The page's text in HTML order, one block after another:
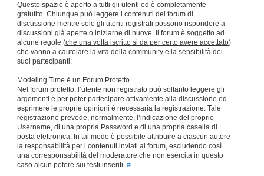
Questo spazio è aperto a tutti gli utenti ed è completamente
gratutito. Chiunque può leggere i contenuti del forum di
discussione mentre solo gli utenti registrati possono rispondere a
discussioni già aperte o iniziarne di nuove. Il forum è soggetto ad
alcune regole (che una volta iscritto si da per certo avere accettato)
che vanno a cautelare la vita della community e la sensibilità dei
suoi partecipanti:
Modeling Time è un Forum Protetto.
Nel forum protetto, l’utente non registrato può soltanto leggere gli
argomenti e per poter partecipare attivamente alla discussione ed
esprimere le proprie opinioni è necessaria la registrazione. Tale
registrazione prevede, normalmente, l’indicazione del proprio
Username, di una propria Password e di una propria casella di
posta elettronica. In tal modo è possibile attribuire a ciascun autore
la responsabilità per i contenuti inviati ai forum, escludendo così
una corresponsabilità del moderatore che non esercita in questo
caso alcun potere sui testi inseriti. #